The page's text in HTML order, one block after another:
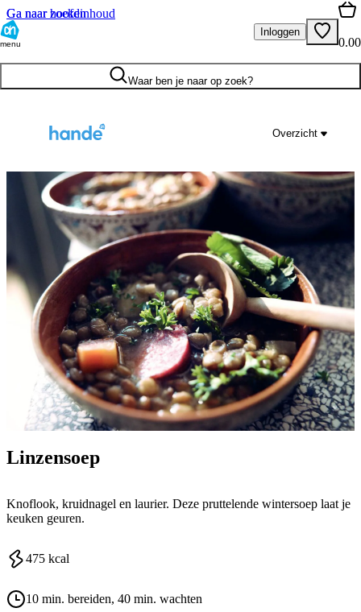
Ga naar hoofdinhoud
Ga naar zoeken
menu
Inloggen
0.00
Waar ben je naar op zoek?
Overzicht
Linzensoep
Knoflook, kruidnagel en laurier. Deze pruttelende wintersoep laat je
keuken geuren.
475 kcal
10 min. bereiden, 40 min. wachten